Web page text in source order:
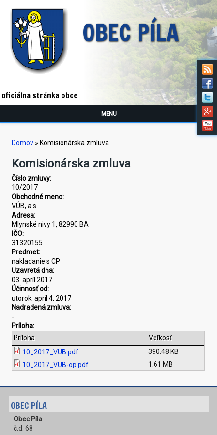
OBEC PÍLA
oficiálna stránka obce
MENU
Nachádzate sa tu
Domov » Komisionárska zmluva
Komisionárska zmluva
Číslo zmluvy:
10/2017
Obchodné meno:
VÚB, a.s.
Adresa:
Mlynské nivy 1, 82990 BA
IČO:
31320155
Predmet:
nakladanie s CP
Uzavretá dňa:
03. apríl 2017
Účinnosť od:
utorok, apríl 4, 2017
Nadradená zmluva:
-
Príloha:
Príloha
Veľkosť
10_2017_VUB.pdf
390.48 KB
10_2017_VUB-op.pdf
1.61 MB
OBEC PÍLA
Obec Píla
č.d. 68